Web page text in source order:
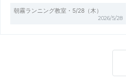
朝霧ランニング教室・5/28（木）
2026/5/28